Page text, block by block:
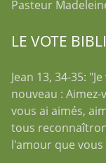
Pasteur
LE VOTE
Jean 13, 34-35:
nouveau :
vous ai aimés,
tous
l'amour que